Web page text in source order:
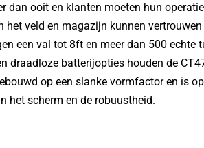
dan ooit en klanten moeten hun
het veld en magazijn kunnen
een val tot 8ft en meer dan 500 echte
draadloze batterijopties houden de
op een slanke vormfactor en is
het scherm en de robuustheid.